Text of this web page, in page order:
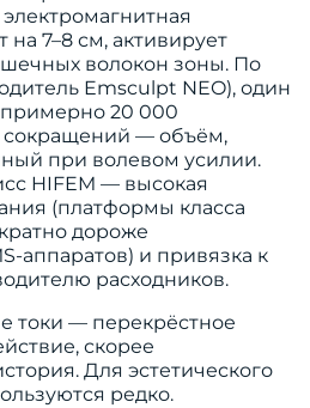
7–8 см, активирует
волокон зоны. По
Emsculpt NEO), один
примерно 20 000
сокращений — объём,
при волевом усилии.
HIFEM — высокая
(платформы класса
дороже
аппаратов) и привязка к
расходников.
токи — перекрёстное
скорее
Для эстетического
редко.